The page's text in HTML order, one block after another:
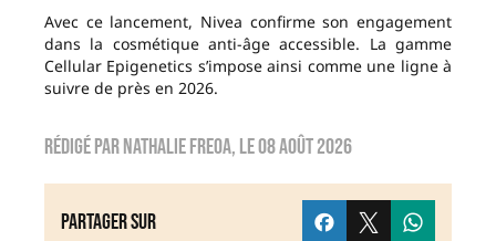
Avec ce lancement, Nivea confirme son engagement
dans la cosmétique anti-âge accessible. La gamme
Cellular Epigenetics s’impose ainsi comme une ligne à
suivre de près en 2026.
Rédigé parnathalie freoa, le08 août 2026
Partager sur